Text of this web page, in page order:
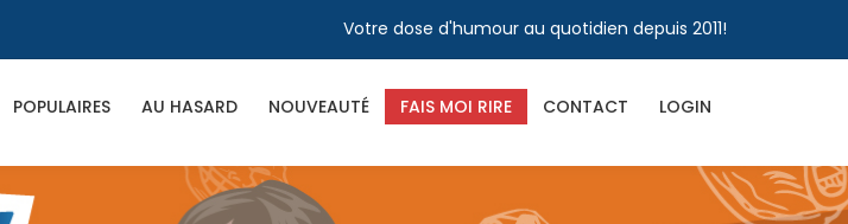
Votre dose d'humour au quotidien depuis 2011!
POPULAIRES AU HASARD NOUVEAUTÉ FAIS MOI RIRE CONTACT LOGIN